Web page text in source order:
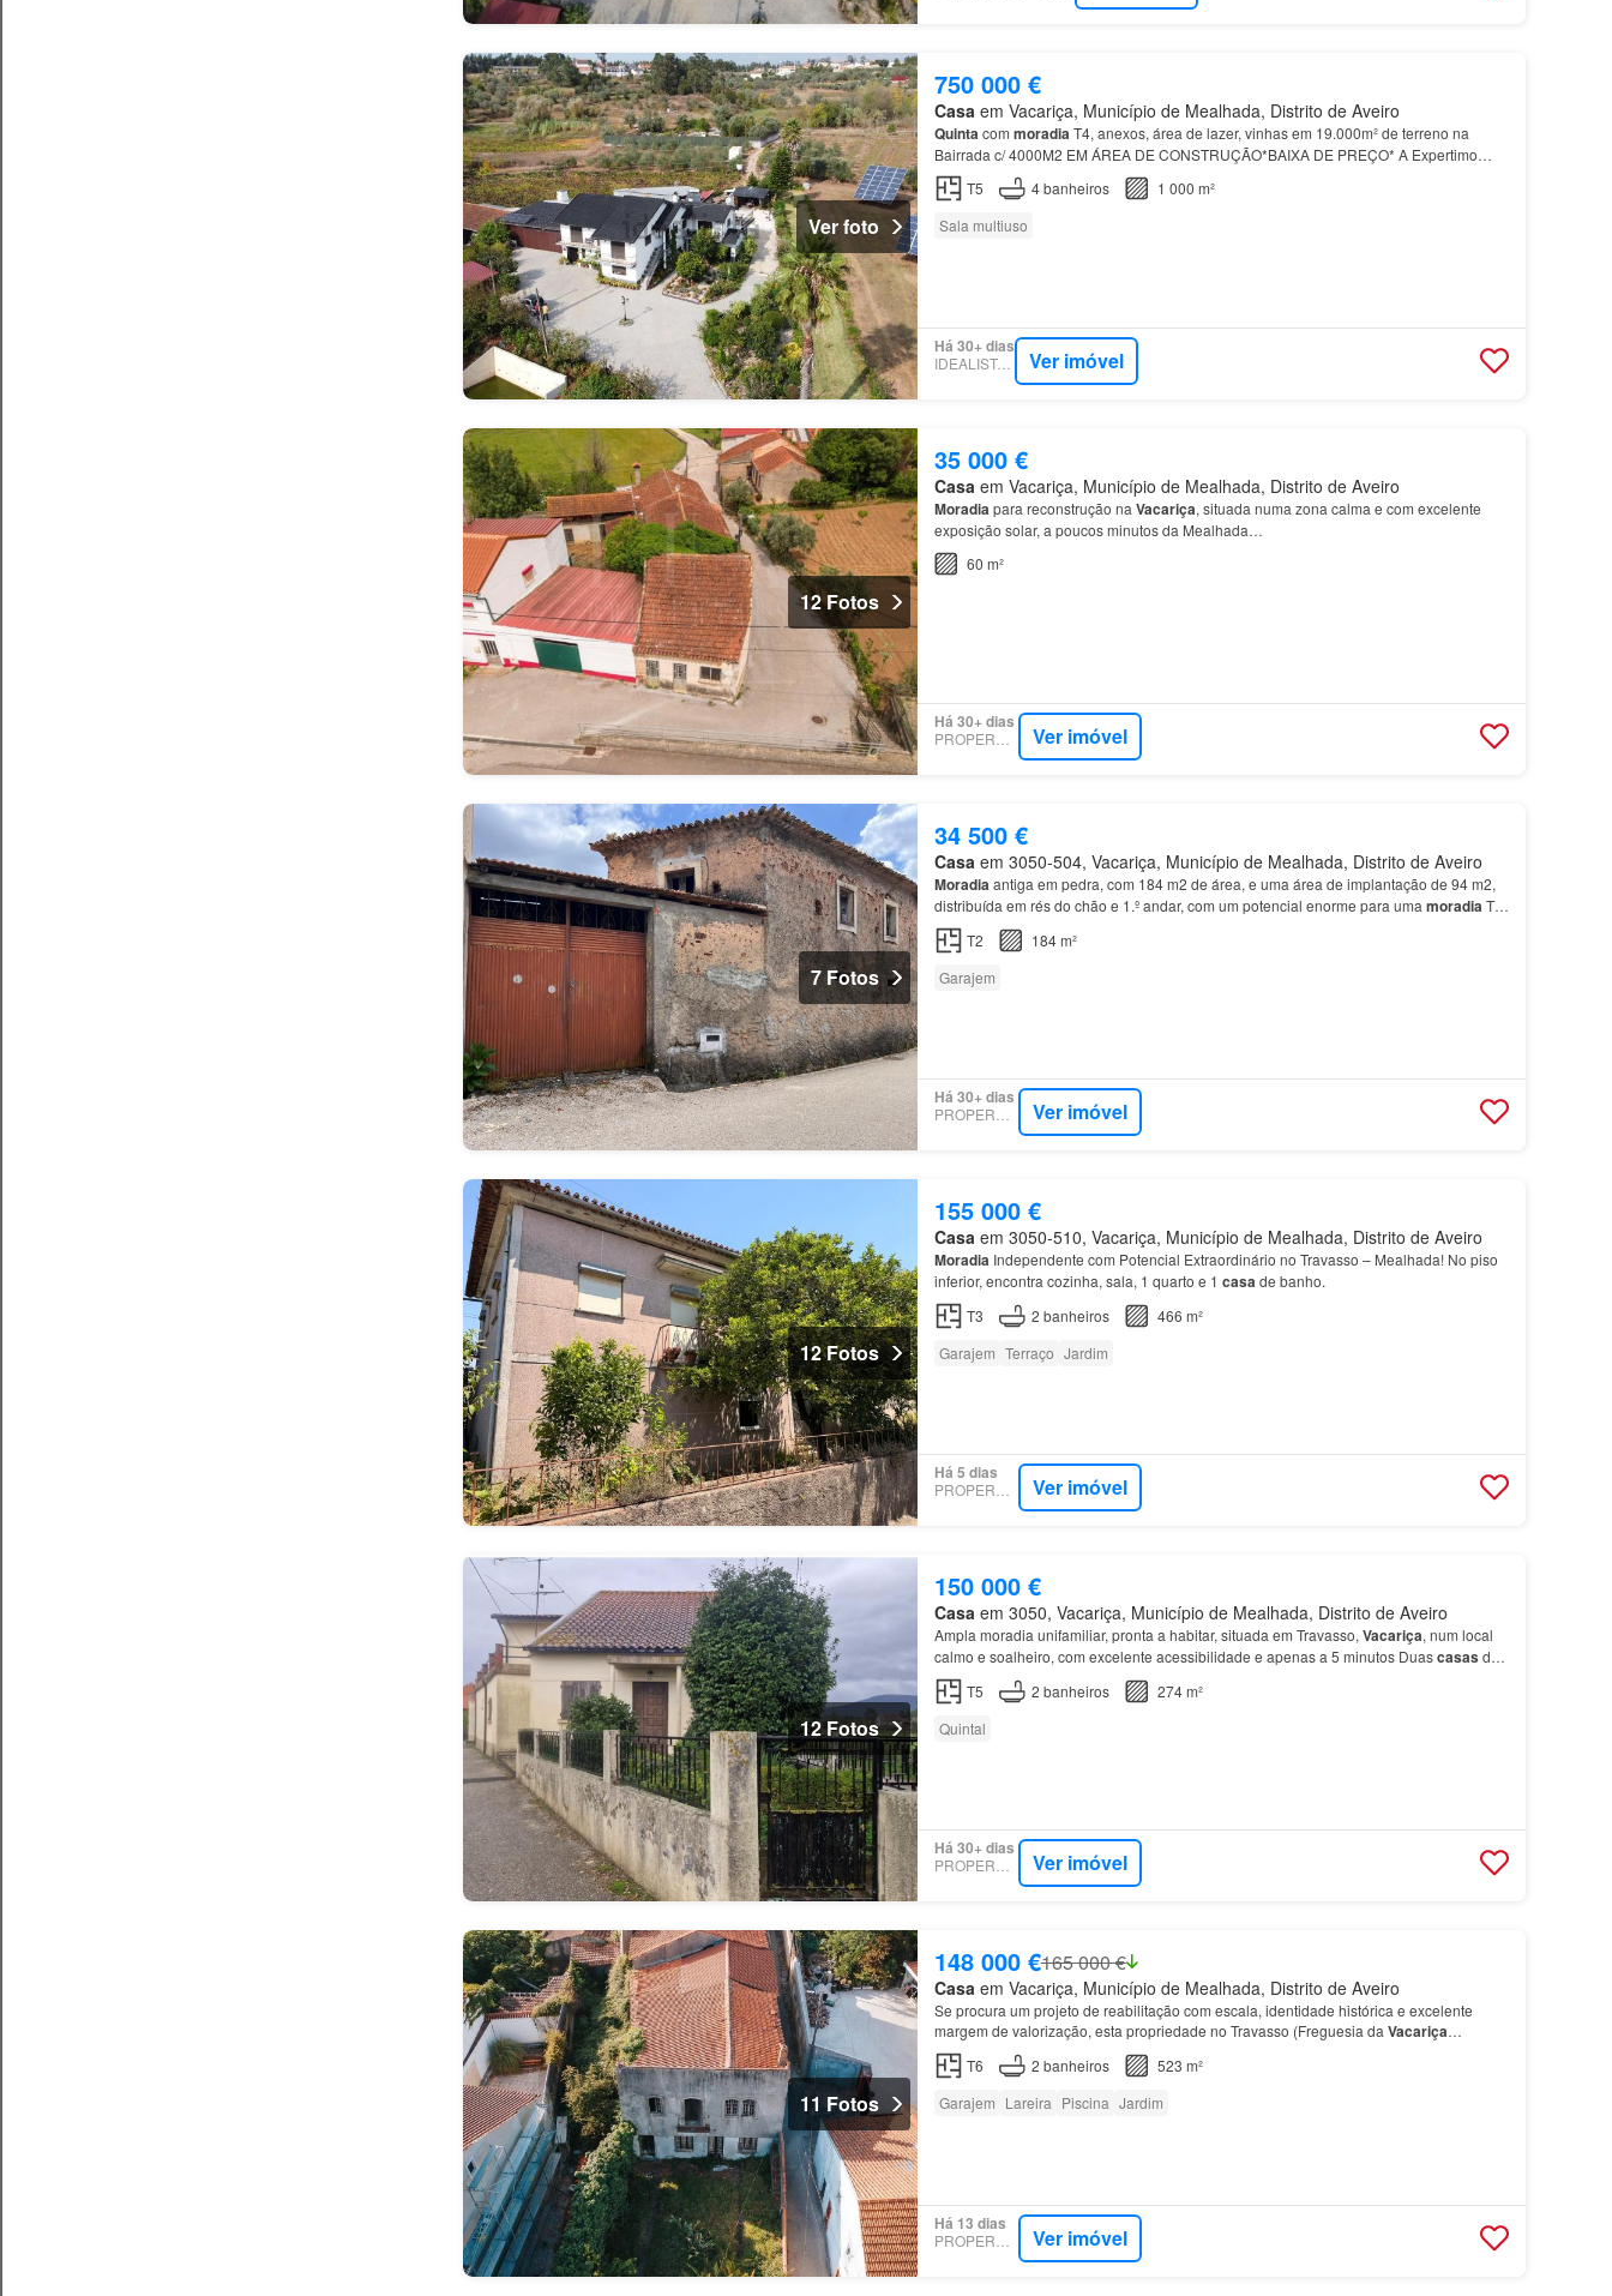
Ver foto
750 000 €
Casaem Vacariça, Município de Mealhada, Distrito de Aveiro
Quintacom moradiaT4, anexos, área de lazer, vinhas em 19.000m² de terreno na
Bairrada c/ 4000M2 EM ÁREA DE CONSTRUÇÃO*BAIXA DE PREÇO* A Expertimo
apresenta esta
agrícola de sonho na região da Bairrada, com vistas par…
T5 4banheiros
1 000 m²
Sala multiuso
Há 30+ dias
IDEALISTA.PT Ver imóvel
12 Fotos
35 000 €
Casaem Vacariça, Município de Mealhada, Distrito de Aveiro
Moradiapara reconstrução na Vacariça, situada numa zona calma e com excelente
exposição solar, a poucos minutos da Mealhada…
60 m²
Há 30+ dias
Ver imóvel
7 Fotos
34 500 €
Casaem 3050-504, Vacariça, Município de Mealhada, Distrito de Aveiro
Moradiaantiga em pedra, com 184 m2 de área, e uma área de implantação de 94 m2,
distribuída em rés do chão e 1.º andar, com um potencial enorme para uma moradiaT2
com garagem ou aparcamento.…
T2
184 m²
Garajem
Há 30+ dias
Ver imóvel
12 Fotos
155 000 €
Casaem 3050-510, Vacariça, Município de Mealhada, Distrito de Aveiro
Moradia Independente com Potencial Extraordinário no Travasso – Mealhada! No piso
inferior, encontra cozinha, sala, 1 quarto e 1 casade banho.
T3
2 banheiros
466 m²
Garajem Terraço Jardim
Há 5 dias
Ver imóvel
12 Fotos
150 000 €
Casaem 3050, Vacariça, Município de Mealhada, Distrito de Aveiro
Ampla moradia unifamiliar, pronta a habitar, situada em Travasso, Vacariça, num local
calmo e soalheiro, com excelente acessibilidade e apenas a 5 minutos Duascasas de
banho…
T5 2 banheiros
274 m²
Quintal
Há 30+ dias
Ver imóvel
11 Fotos
148 000 €165 000 €
Casaem Vacariça, Município de Mealhada, Distrito de Aveiro
Se procura um projeto de reabilitação com escala, identidade histórica e excelente
margem de valorização, esta propriedade no Travasso (Freguesia da Vacariça
Construída em 1937, esta imponente
T6 2 banheiros
523 m²
Garajem Lareira Piscina Jardim
Há 13 dias
Ver imóvel